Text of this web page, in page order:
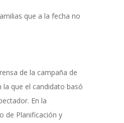
que a la fecha no
de la campaña de
que el candidato basó
En la
de Planificación y